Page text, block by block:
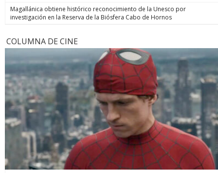
Magallánica obtiene histórico reconocimiento de la Unesco por
investigación en la Reserva de la Biósfera Cabo de Hornos
COLUMNA DE CINE